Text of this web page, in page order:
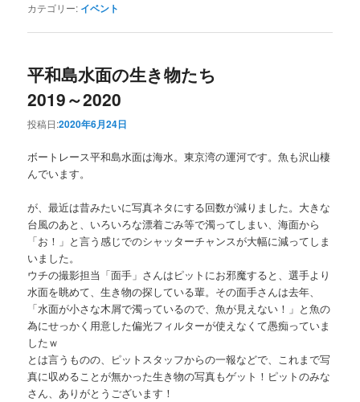
カテゴリー: イベント
平和島水面の生き物たち
2019～2020
投稿日:2020年6月24日
ボートレース平和島水面は海水。東京湾の運河です。魚も沢山棲
んでいます。
が、最近は昔みたいに写真ネタにする回数が減りました。大きな
台風のあと、いろいろな漂着ごみ等で濁ってしまい、海面から
「お！」と言う感じでのシャッターチャンスが大幅に減ってしま
いました。
ウチの撮影担当「面手」さんはピットにお邪魔すると、選手より
水面を眺めて、生き物の探している輩。その面手さんは去年、
「水面が小さな木屑で濁っているので、魚が見えない！」と魚の
為にせっかく用意した偏光フィルターが使えなくて愚痴っていま
したｗ
とは言うものの、ピットスタッフからの一報などで、これまで写
真に収めることが無かった生き物の写真もゲット！ピットのみな
さん、ありがとうございます！